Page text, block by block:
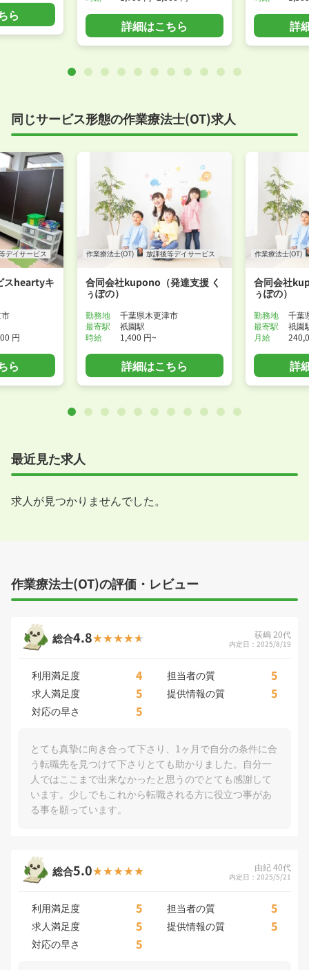
ら
詳細はこちら 詳
同じサービス形態の作業療法士(OT)求人
デイサービス
スheartyキ
円
ら
作業療法士(OT) 放課後等デイサービス
合同会社kupono（発達支援 く
ぅぽの）
勤務地
千葉県木更津市
最寄駅
祇園駅
時給
1,400 円~
詳細はこちら
作業療法士(OT)
合同会社
ぅぽの）
勤務地
千葉
最寄駅
祇園
月給
詳
最近見た求人
求人が見つかりませんでした。
作業療法士(OT)の評価・レビュー
総合4.8 荻嶋 20代
内定日：2025/8/19
利用満足度 4 担当者の質 5
求人満足度 5 提供情報の質 5
対応の早さ 5
とても真摯に向き合って下さり、1ヶ月で自分の条件に合
う転職先を見つけて下さりとても助かりました。自分一
人ではここまで出来なかったと思うのでとても感謝して
います。少しでもこれから転職される方に役立つ事があ
る事を願っています。
総合5.0 由紀 40代
内定日：2025/5/21
利用満足度 5 担当者の質 5
求人満足度 5 提供情報の質 5
対応の早さ 5